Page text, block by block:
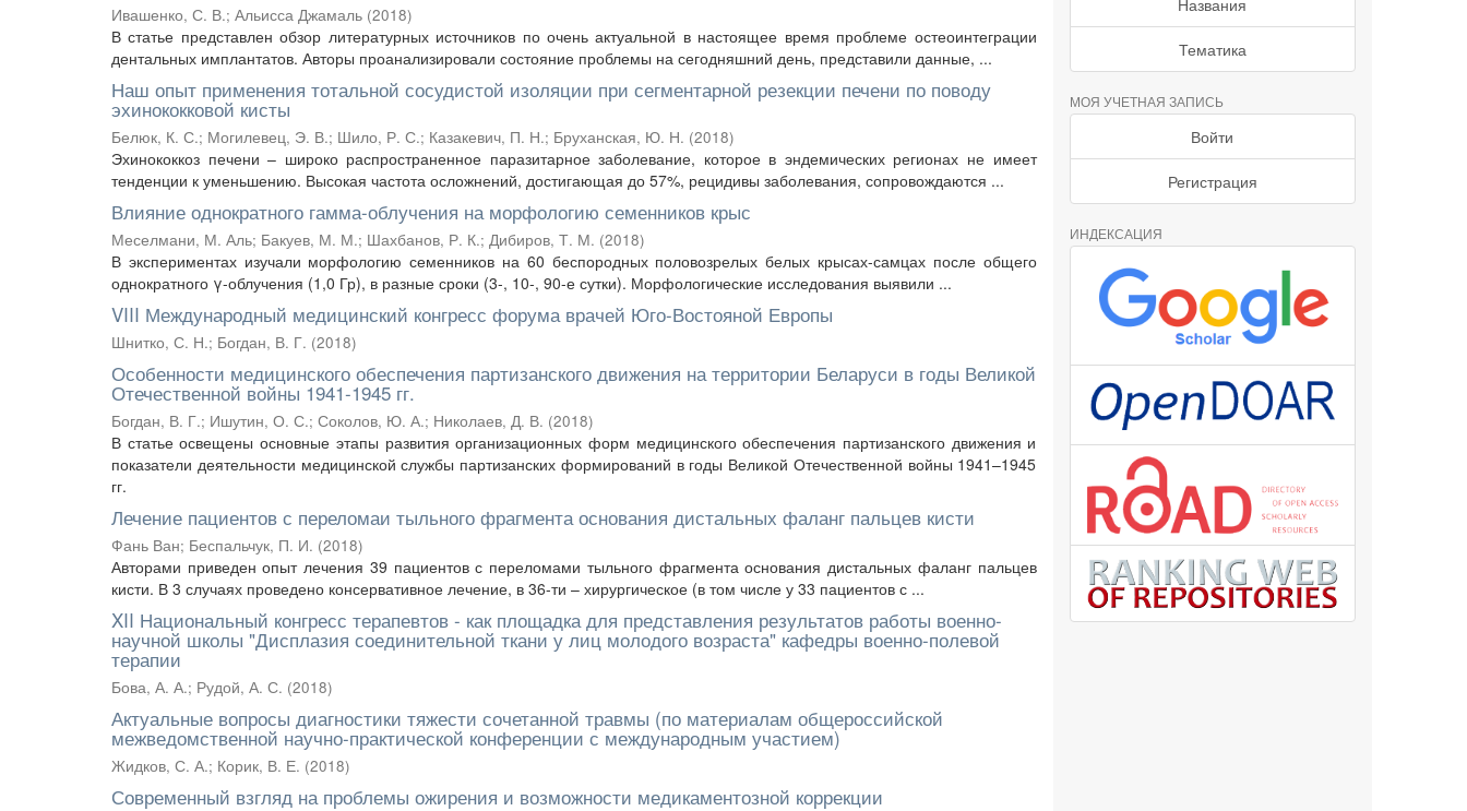
Ивашенко, С. В.; Альисса Джамаль (2018)
В статье представлен обзор литературных источников по очень актуальной в настоящее время проблеме остеоинтеграции
дентальных имплантатов. Авторы проанализировали состояние проблемы на сегодняшний день, представили данные, ...
Наш опыт применения тотальной сосудистой изоляции при сегментарной резекции печени по поводу
эхинококковой кисты
Белюк, К. С.; Могилевец, Э. В.; Шило, Р. С.; Казакевич, П. Н.; Бруханская, Ю. Н. (2018)
Эхинококкоз печени – широко распространенное паразитарное заболевание, которое в эндемических регионах не имеет
тенденции к уменьшению. Высокая частота осложнений, достигающая до 57%, рецидивы заболевания, сопровождаются ...
Влияние однократного гамма-облучения на морфологию семенников крыс
Меселмани, М. Аль; Бакуев, М. М.; Шахбанов, Р. К.; Дибиров, Т. М. (2018)
В экспериментах изучали морфологию семенников на 60 беспородных половозрелых белых крысах-самцах после общего
однократного γ-облучения (1,0 Гр), в разные сроки (3-, 10-, 90-е сутки). Морфологические исследования выявили ...
VIII Международный медицинский конгресс форума врачей Юго-Востояной Европы
Шнитко, С. Н.; Богдан, В. Г. (2018)
Особенности медицинского обеспечения партизанского движения на территории Беларуси в годы Великой
Отечественной войны 1941-1945 гг.
Богдан, В. Г.; Ишутин, О. С.; Соколов, Ю. А.; Николаев, Д. В. (2018)
В статье освещены основные этапы развития организационных форм медицинского обеспечения партизанского движения и
показатели деятельности медицинской службы партизанских формирований в годы Великой Отечественной войны 1941–1945
гг.
Лечение пациентов с переломаи тыльного фрагмента основания дистальных фаланг пальцев кисти
Фань Ван; Беспальчук, П. И. (2018)
Авторами приведен опыт лечения 39 пациентов с переломами тыльного фрагмента основания дистальных фаланг пальцев
кисти. В 3 случаях проведено консервативное лечение, в 36-ти – хирургическое (в том числе у 33 пациентов с ...
XII Национальный конгресс терапевтов - как площадка для представления результатов работы военно-
научной школы "Дисплазия соединительной ткани у лиц молодого возраста" кафедры военно-полевой
терапии
Бова, А. А.; Рудой, А. С. (2018)
Актуальные вопросы диагностики тяжести сочетанной травмы (по материалам общероссийской
межведомственной научно-практической конференции с международным участием)
Жидков, С. А.; Корик, В. Е. (2018)
Современный взгляд на проблемы ожирения и возможности медикаментозной коррекции
Названия
Тематика
МОЯ УЧЕТНАЯ ЗАПИСЬ
Войти
Регистрация
ИНДЕКСАЦИЯ